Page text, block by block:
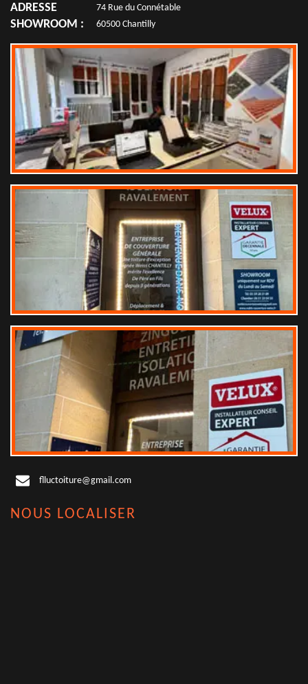
ADRESSE
SHOWROOM :
74 Rue du Connétable
60500 Chantilly
flluctoiture@gmail.com
NOUS LOCALISER